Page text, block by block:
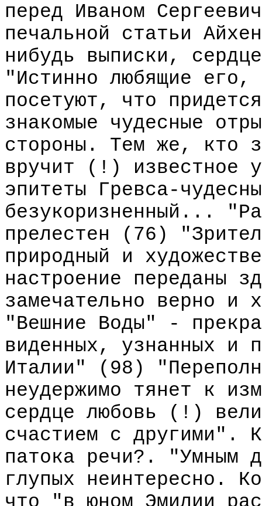
перед Иваном
печальной статьи
нибудь выписки,
"Истинно любящие
посетуют, что
знакомые чудесные
стороны. Тем же, кто
вручит (!) известное
эпитеты Гревса-
безукоризненный...
прелестен (76)
природный и
настроение переданы
замечательно верно и
"Вешние Воды" -
виденных, узнанных и
Италии" (98)
неудержимо тянет к
сердце любовь (!)
счастием с другими".
патока речи?. "Умным
глупых неинтересно.